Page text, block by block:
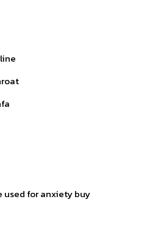
for anxiety buy